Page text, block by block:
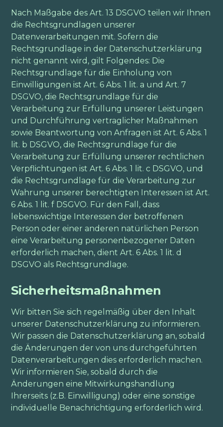
Nach Maßgabe des Art. 13 DSGVO teilen wir Ihnen
die Rechtsgrundlagen unserer
Datenverarbeitungen mit. Sofern die
Rechtsgrundlage in der Datenschutzerklärung
nicht genannt wird, gilt Folgendes: Die
Rechtsgrundlage für die Einholung von
Einwilligungen ist Art. 6 Abs. 1 lit. a und Art. 7
DSGVO, die Rechtsgrundlage für die
Verarbeitung zur Erfüllung unserer Leistungen
und Durchführung vertraglicher Maßnahmen
sowie Beantwortung von Anfragen ist Art. 6 Abs. 1
lit. b DSGVO, die Rechtsgrundlage für die
Verarbeitung zur Erfüllung unserer rechtlichen
Verpflichtungen ist Art. 6 Abs. 1 lit. c DSGVO, und
die Rechtsgrundlage für die Verarbeitung zur
Wahrung unserer berechtigten Interessen ist Art.
6 Abs. 1 lit. f DSGVO. Für den Fall, dass
lebenswichtige Interessen der betroffenen
Person oder einer anderen natürlichen Person
eine Verarbeitung personenbezogener Daten
erforderlich machen, dient Art. 6 Abs. 1 lit. d
DSGVO als Rechtsgrundlage.
Sicherheitsmaßnahmen
Wir bitten Sie sich regelmäßig über den Inhalt
unserer Datenschutzerklärung zu informieren.
Wir passen die Datenschutzerklärung an, sobald
die Änderungen der von uns durchgeführten
Datenverarbeitungen dies erforderlich machen.
Wir informieren Sie, sobald durch die
Änderungen eine Mitwirkungshandlung
Ihrerseits (z.B. Einwilligung) oder eine sonstige
individuelle Benachrichtigung erforderlich wird.